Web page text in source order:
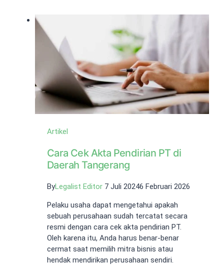
Validasi
Izin
Konstruksi
Artikel
Cara Cek Akta Pendirian PT di
Daerah Tangerang
ByLegalist Editor 7 Juli 20246 Februari 2026
Pelaku usaha dapat mengetahui apakah
sebuah perusahaan sudah tercatat secara
resmi dengan cara cek akta pendirian PT.
Oleh karena itu, Anda harus benar-benar
cermat saat memilih mitra bisnis atau
hendak mendirikan perusahaan sendiri.